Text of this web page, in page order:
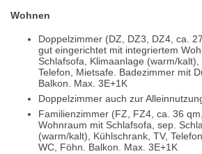
Wohnen
Doppelzimmer (DZ, DZ3, DZ4, ca.
gut eingerichtet mit integriertem
Schlafsofa, Klimaanlage (warm/kalt),
Telefon, Mietsafe. Badezimmer mit
Balkon. Max. 3E+1K
Doppelzimmer auch zur
Familienzimmer (FZ, FZ4, ca. 36
Wohnraum mit Schlafsofa, sep.
(warm/kalt), Kühlschrank, TV,
WC, Föhn. Balkon. Max. 3E+1K